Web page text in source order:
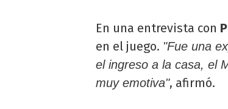
En una entrevista con
en el juego. "Fue una
el ingreso a la casa, el
muy emotiva", afirmó.